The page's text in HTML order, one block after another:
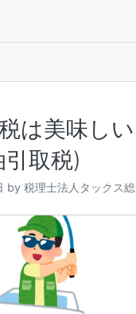
税は美味し
取税)
by 税理士法人タックス